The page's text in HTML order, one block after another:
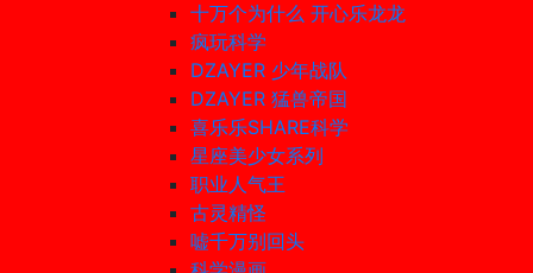
十万个为什么 开心乐龙龙
疯玩科学
DZAYER 少年战队
DZAYER 猛兽帝国
喜乐乐SHARE科学
星座美少女系列
职业人气王
古灵精怪
嘘千万别回头